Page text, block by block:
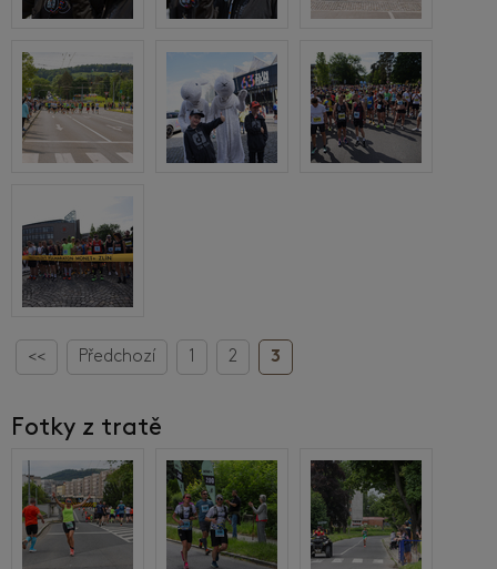
<< Předchozí 1 2 3
Fotky z tratě